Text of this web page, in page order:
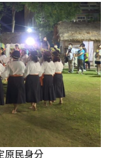
原民身分